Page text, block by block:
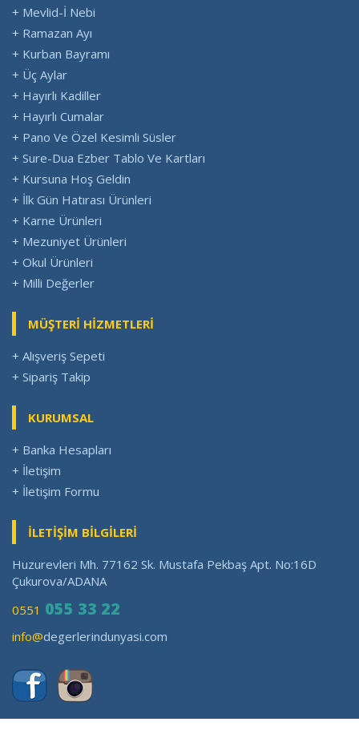
+ Mevlid-İ Nebi
+ Ramazan Ayı
+ Kurban Bayramı
+ Üç Aylar
+ Hayırlı Kadiller
+ Hayırlı Cumalar
+ Pano Ve Özel Kesimli Süsler
+ Sure-Dua Ezber Tablo Ve Kartları
+ Kursuna Hoş Geldin
+ İlk Gün Hatırası Ürünleri
+ Karne Ürünleri
+ Mezuniyet Ürünleri
+ Okul Ürünleri
+ Milli Değerler
MÜŞTERİ HİZMETLERİ
+ Alışveriş Sepeti
+ Sipariş Takip
KURUMSAL
+ Banka Hesapları
+ İletişim
+ İletişim Formu
İLETİŞİM BİLGİLERİ
Huzurevleri Mh. 77162 Sk. Mustafa Pekbaş Apt. No:16D
Çukurova/ADANA
0551 055 33 22
info@degerlerindunyasi.com